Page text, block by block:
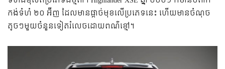
កង់​​ទំហំ ២០ អ៊ីញ ដែល​មាន​ផ្ដាច់​មុខ​លើ​ប្រភេទ​នេះ ហើយ​មាន​ចំណុច​
តូចៗ​មួយ​ចំនួន​ទៀត​រំលេច​ដោយ​ពណ៌​ខ្មៅ។